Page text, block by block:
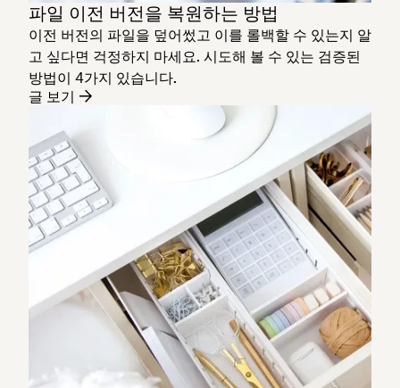
파일 이전 버전을 복원하는 방법
이전 버전의 파일을 덮어썼고 이를 롤백할 수 있는지 알
고 싶다면 걱정하지 마세요. 시도해 볼 수 있는 검증된
방법이 4가지 있습니다.
글 보기